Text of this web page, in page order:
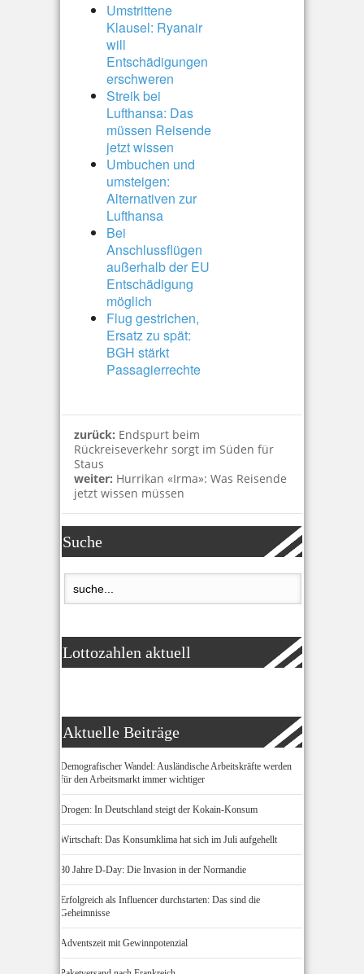
Umstrittene
Klausel: Ryanair
will
Entschädigungen
erschweren
Streik bei
Lufthansa: Das
müssen Reisende
jetzt wissen
Umbuchen und
umsteigen:
Alternativen zur
Lufthansa
Bei
Anschlussflügen
außerhalb der EU
Entschädigung
möglich
Flug gestrichen,
Ersatz zu spät:
BGH stärkt
Passagierrechte
zurück: Endspurt beim
Rückreiseverkehr sorgt im Süden für
Staus
weiter: Hurrikan «Irma»: Was Reisende
jetzt wissen müssen
Suche
Lottozahlen aktuell
Aktuelle Beiträge
Demografischer Wandel: Ausländische Arbeitskräfte werden
für den Arbeitsmarkt immer wichtiger
Drogen: In Deutschland steigt der Kokain-Konsum
Wirtschaft: Das Konsumklima hat sich im Juli aufgehellt
80 Jahre D-Day: Die Invasion in der Normandie
Erfolgreich als Influencer durchstarten: Das sind die
Geheimnisse
Adventszeit mit Gewinnpotenzial